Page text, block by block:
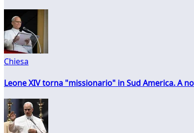
Chiesa
Leone XIV torna "missionario" in Sud America. A